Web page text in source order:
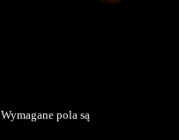
Wymagane pola są